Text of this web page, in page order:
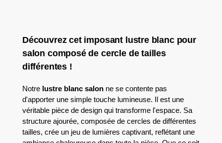
Découvrez cet imposant lustre blanc pour
salon composé de cercle de tailles
différentes !
Notre lustre blanc salon ne se contente pas
d'apporter une simple touche lumineuse. Il est une
véritable pièce de design qui transforme l'espace. Sa
structure ajourée, composée de cercles de différentes
tailles, crée un jeu de lumières captivant, reflétant une